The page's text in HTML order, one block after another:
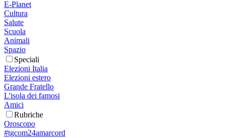
E-Planet
Cultura
Salute
Scuola
Animali
Spazio
Speciali
Elezioni Italia
Elezioni estero
Grande Fratello
L'isola dei famosi
Amici
Rubriche
Oroscopo
#tgcom24amarcord